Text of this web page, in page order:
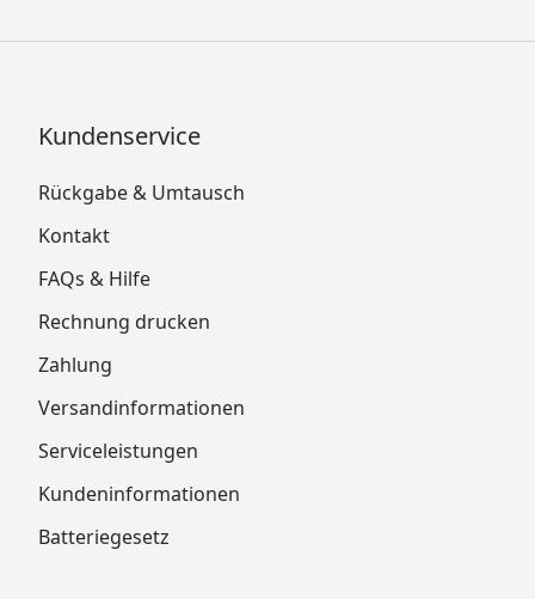
Kundenservice
Rückgabe & Umtausch
Kontakt
FAQs & Hilfe
Rechnung drucken
Zahlung
Versandinformationen
Serviceleistungen
Kundeninformationen
Batteriegesetz